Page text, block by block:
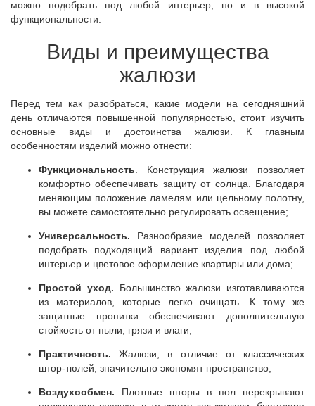
можно подобрать под любой интерьер, но и в высокой
функциональности.
Виды и преимущества
жалюзи
Перед тем как разобраться, какие модели на сегодняшний
день отличаются повышенной популярностью, стоит изучить
основные виды и достоинства жалюзи. К главным
особенностям изделий можно отнести:
Функциональность . Конструкция жалюзи позволяет
комфортно обеспечивать защиту от солнца. Благодаря
меняющим положение ламелям или цельному полотну,
вы можете самостоятельно регулировать освещение;
Универсальность. Разнообразие моделей позволяет
подобрать подходящий вариант изделия под любой
интерьер и цветовое оформление квартиры или дома;
Простой уход. Большинство жалюзи изготавливаются
из материалов, которые легко очищать. К тому же
защитные пропитки обеспечивают дополнительную
стойкость от пыли, грязи и влаги;
Практичность. Жалюзи, в отличие от классических
штор-тюлей, значительно экономят пространство;
Воздухообмен. Плотные шторы в пол перекрывают